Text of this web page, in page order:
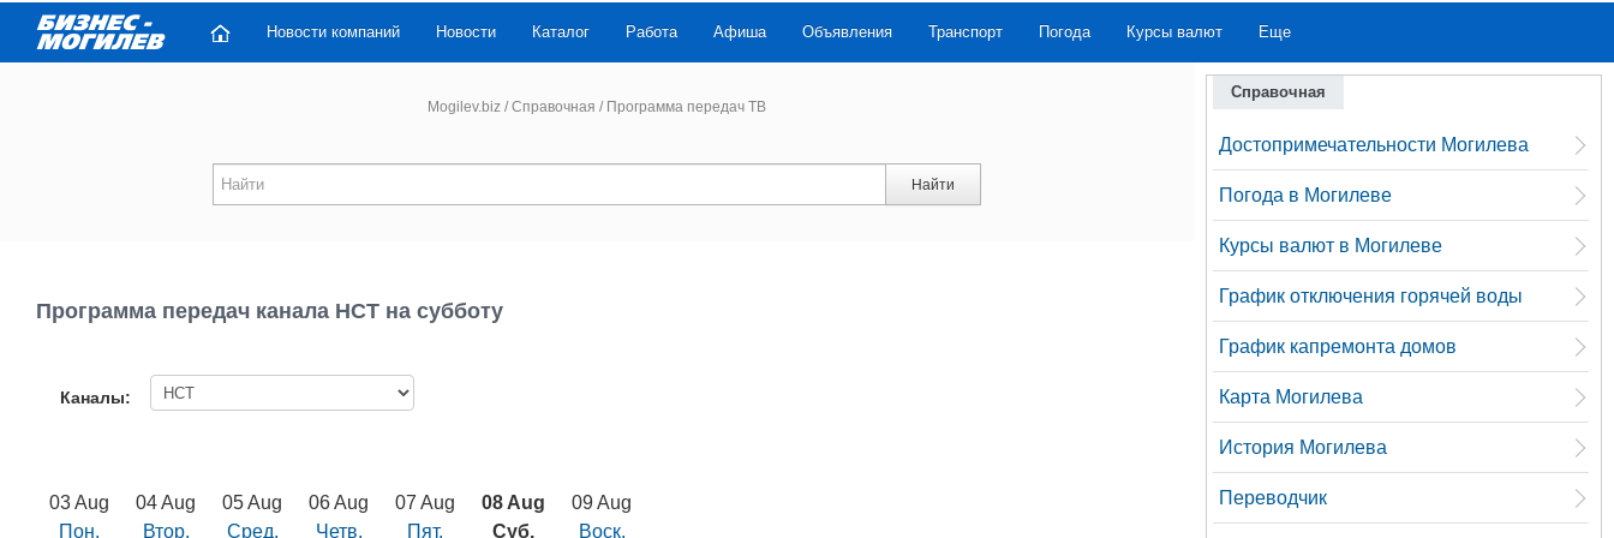
Новости компаний Новости Каталог Работа Афиша Объявления Транспорт Погода Курсы валют Еще
Mogilev.biz / Справочная /Программа передач ТВ
Найти
Программа передач канала НСТ на субботу
Каналы:
03 Aug
Пон.
04 Aug
Втор.
05 Aug
Сред.
06 Aug
Четв.
07 Aug
Пят.
08 Aug
Суб.
09 Aug
Воск.
Справочная
Достопримечательности Могилева
Погода в Могилеве
Курсы валют в Могилеве
График отключения горячей воды
График капремонта домов
Карта Могилева
История Могилева
Переводчик